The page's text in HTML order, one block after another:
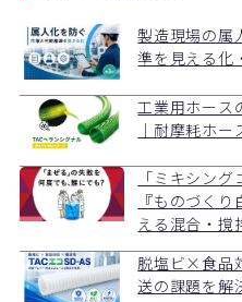
製造現場の属
準を見える化
工業用ホース
｜耐摩耗ホー
「ミキシン
『ものづく
える混合・撹
脱塩ビ×食品
送の課題を解